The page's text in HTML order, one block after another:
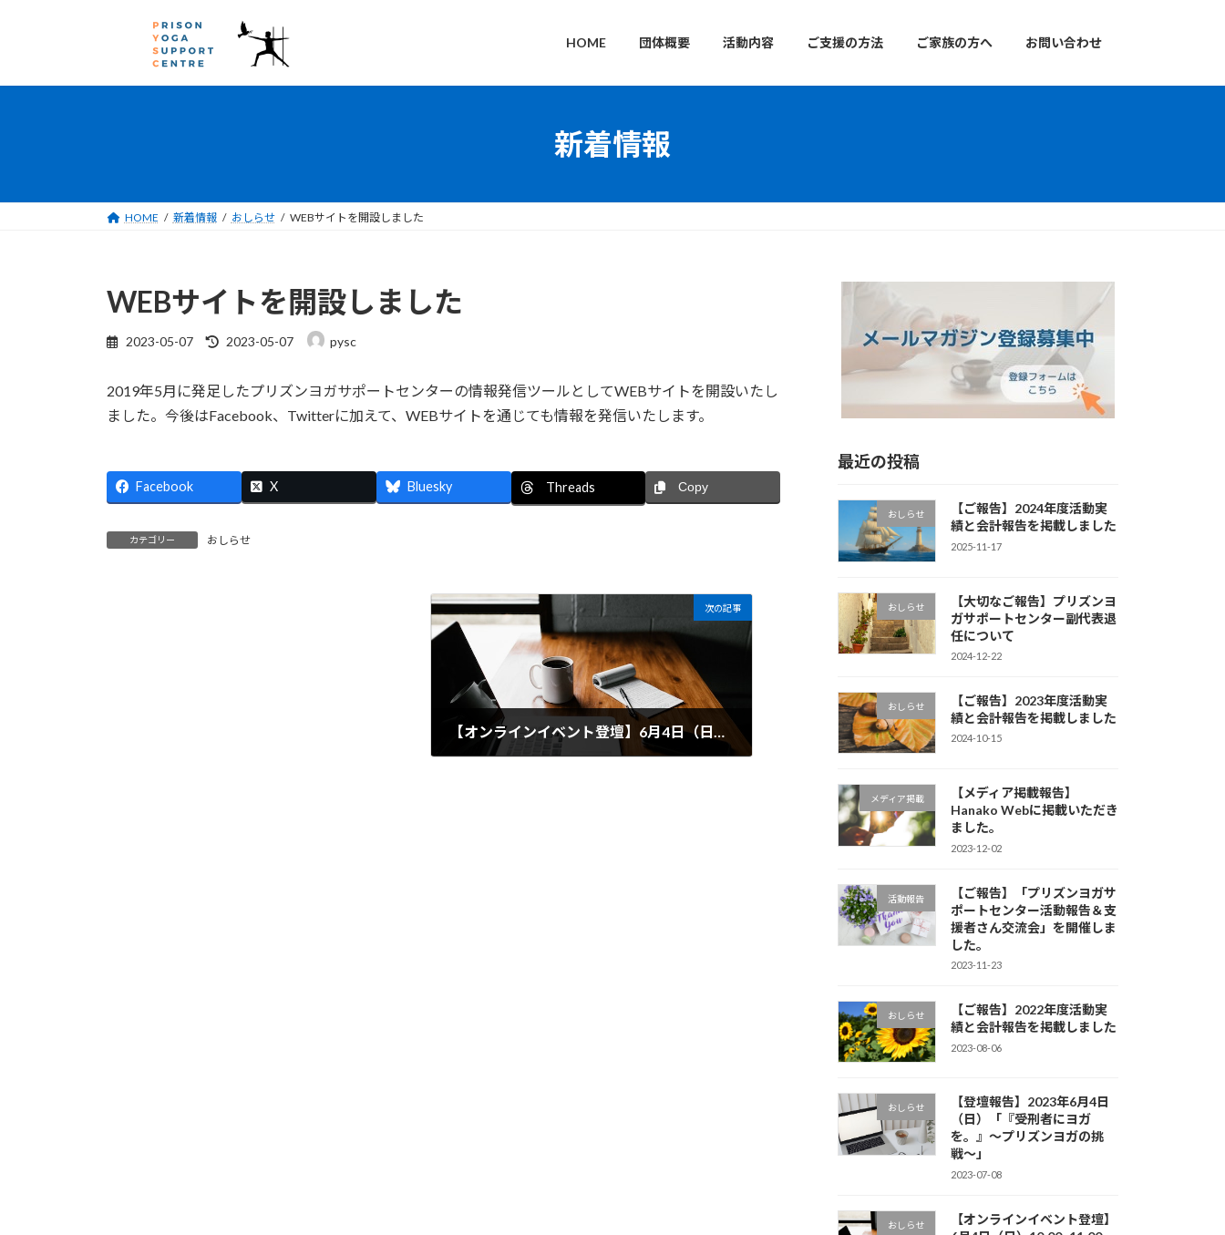
プ
動
HOME 団体概要 活動内容 ご支援の方法 ご家族の方へ お問い合わせ
新着情報
HOME 新着情報 おしらせ WEBサイトを開設しました
WEBサイトを開設しました
2023-05-07
最
新
日
2023-05-07 pysc
2019年5月に発足したプリズンヨガサポートセンターの情報発信ツールとしてWEBサイトを開設いたし
ました。今後はFacebook、Twitterに加えて、WEBサイトを通じても情報を発信いたします。
Facebook X Bluesky Threads Copy
カテゴリー おしらせ
次の記事
【オンラインイベント登壇】6月4日（日）10:00~11:00 「『受刑者にヨガを。』～プリズンヨガの挑戦～」
最近の投稿
おしらせ
【ご報告】2024年度活動実
績と会計報告を掲載しました
2025-11-17
おしらせ
【大切なご報告】プリズンヨ
ガサポートセンター副代表退
任について
2024-12-22
おしらせ
【ご報告】2023年度活動実
績と会計報告を掲載しました
2024-10-15
メディア掲載
【メディア掲載報告】
Hanako Webに掲載いただき
ました。
2023-12-02
活動報告
【ご報告】「プリズンヨガサ
ポートセンター活動報告＆支
援者さん交流会」を開催しま
した。
2023-11-23
おしらせ
【ご報告】2022年度活動実
績と会計報告を掲載しました
2023-08-06
おしらせ
【登壇報告】2023年6月4日
（日）「『受刑者にヨガ
を。』〜プリズンヨガの挑
戦〜」
2023-07-08
おしらせ
【オンラインイベント登壇】